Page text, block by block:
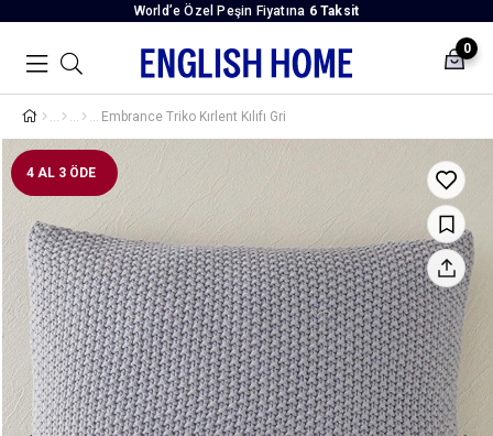
World’e Özel Peşin Fiyatına 6 Taksit
0
Embrance Triko Kırlent Kılıfı Gri
4 AL 3 ÖDE